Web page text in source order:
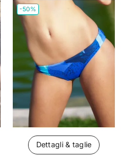
-50%
Dettagli & taglie